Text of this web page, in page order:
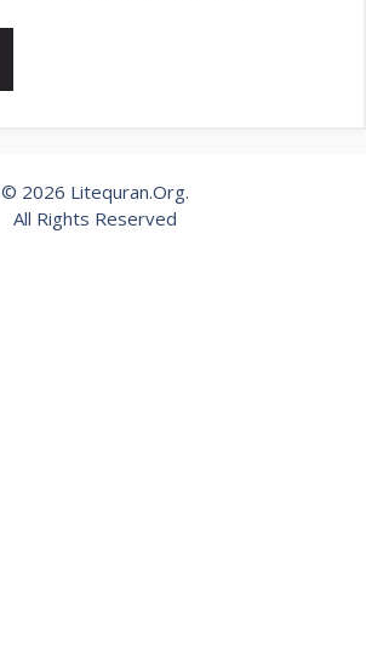
© 2026 Litequran.Org.
All Rights Reserved